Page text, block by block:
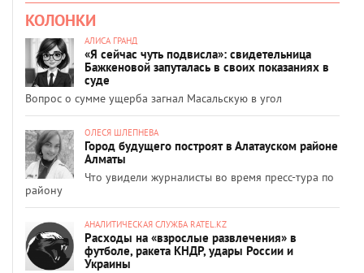
КОЛОНКИ
АЛИСА ГРАНД
«Я сейчас чуть подвисла»: свидетельница
Бажкеновой запуталась в своих показаниях в
суде
Вопрос о сумме ущерба загнал Масальскую в угол
ОЛЕСЯ ШЛЕПНЕВА
Город будущего построят в Алатауском районе
Алматы
Что увидели журналисты во время пресс-тура по
району
АНАЛИТИЧЕСКАЯ СЛУЖБА RATEL.KZ
Расходы на «взрослые развлечения» в
футболе, ракета КНДР, удары России и
Украины